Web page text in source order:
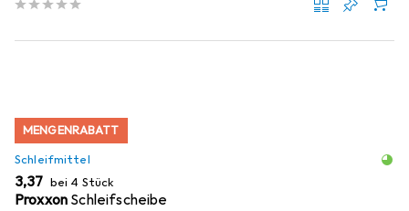
MENGENRABATT
Schleifmittel
EUR
3,37 bei 4 Stück
Proxxon Schleifscheibe